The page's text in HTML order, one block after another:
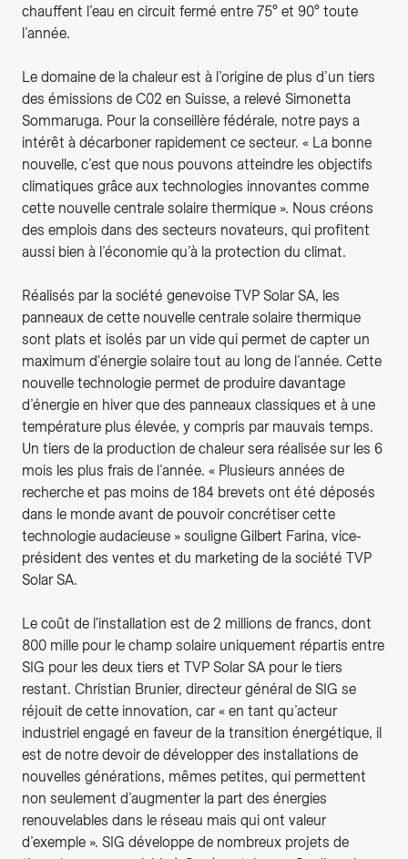
chauffent l’eau en circuit fermé entre 75° et 90° toute
l’année.
Le domaine de la chaleur est à l’origine de plus d’un tiers
des émissions de C02 en Suisse, a relevé Simonetta
Sommaruga. Pour la conseillère fédérale, notre pays a
intérêt à décarboner rapidement ce secteur. « La bonne
nouvelle, c’est que nous pouvons atteindre les objectifs
climatiques grâce aux technologies innovantes comme
cette nouvelle centrale solaire thermique ». Nous créons
des emplois dans des secteurs novateurs, qui profitent
aussi bien à l’économie qu’à la protection du climat.
Réalisés par la société genevoise TVP Solar SA, les
panneaux de cette nouvelle centrale solaire thermique
sont plats et isolés par un vide qui permet de capter un
maximum d'énergie solaire tout au long de l’année. Cette
nouvelle technologie permet de produire davantage
d’énergie en hiver que des panneaux classiques et à une
température plus élevée, y compris par mauvais temps.
Un tiers de la production de chaleur sera réalisée sur les 6
mois les plus frais de l’année. « Plusieurs années de
recherche et pas moins de 184 brevets ont été déposés
dans le monde avant de pouvoir concrétiser cette
technologie audacieuse » souligne Gilbert Farina, vice-
président des ventes et du marketing de la société TVP
Solar SA.
Le coût de l'installation est de 2 millions de francs, dont
800 mille pour le champ solaire uniquement répartis entre
SIG pour les deux tiers et TVP Solar SA pour le tiers
restant. Christian Brunier, directeur général de SIG se
réjouit de cette innovation, car « en tant qu’acteur
industriel engagé en faveur de la transition énergétique, il
est de notre devoir de développer des installations de
nouvelles générations, mêmes petites, qui permettent
non seulement d’augmenter la part des énergies
renouvelables dans le réseau mais qui ont valeur
d’exemple ». SIG développe de nombreux projets de